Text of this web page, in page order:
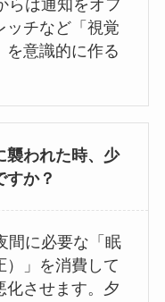
らは通知をオフ
ッチなど「視覚
を意識的に作る
襲われた時、少
すか？
間に必要な「眠
）」を消費して
化させます。夕